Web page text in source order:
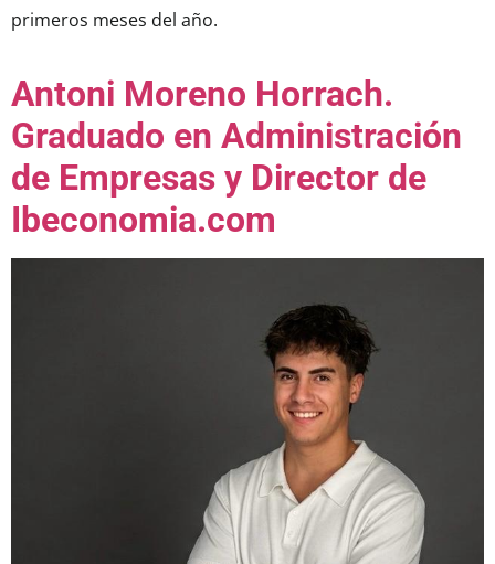
primeros meses del año.
Antoni Moreno Horrach.
Graduado en Administración
de Empresas y Director de
Ibeconomia.com